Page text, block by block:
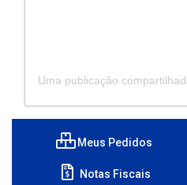
Meus Pedidos
Notas Fiscais